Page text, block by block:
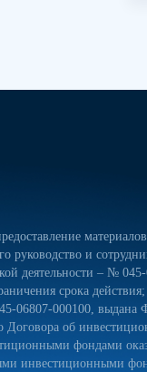
и
деятельности – №
срока
06807-000100,
Договора об
фондами
инвестиционными